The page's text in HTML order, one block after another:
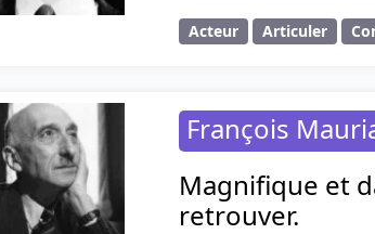
Acteur Articuler
François
Magnifique et
retrouver.